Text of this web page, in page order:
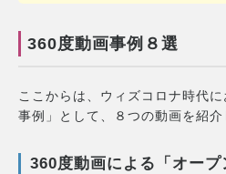
360度動画事例８選
ここからは、ウィズコロナ時代
事例」として、８つの動画を紹介
360度動画による「オー